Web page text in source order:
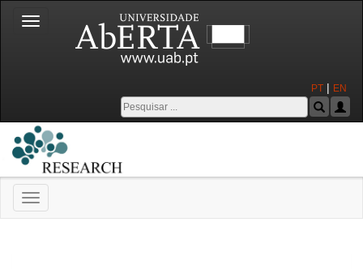
Toggle
navigation
PT | EN
Toggle
navigation